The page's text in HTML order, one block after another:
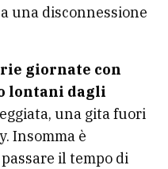
una disconnessione
giornate con
lontani dagli
una gita fuori
Insomma è
il tempo di